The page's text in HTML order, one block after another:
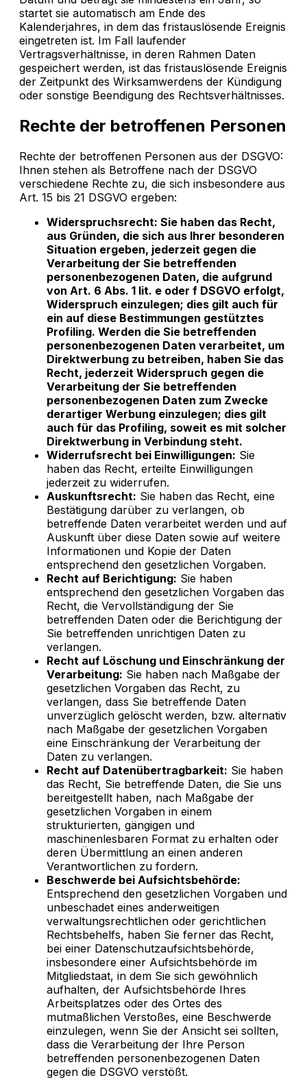
startet sie automatisch am Ende des
Kalenderjahres, in dem das fristauslösende Ereignis
eingetreten ist. Im Fall laufender
Vertragsverhältnisse, in deren Rahmen Daten
gespeichert werden, ist das fristauslösende Ereignis
der Zeitpunkt des Wirksamwerdens der Kündigung
oder sonstige Beendigung des Rechtsverhältnisses.
Rechte der betroffenen Personen
Rechte der betroffenen Personen aus der DSGVO:
Ihnen stehen als Betroffene nach der DSGVO
verschiedene Rechte zu, die sich insbesondere aus
Art. 15 bis 21 DSGVO ergeben:
Widerspruchsrecht: Sie haben das Recht,
aus Gründen, die sich aus Ihrer besonderen
Situation ergeben, jederzeit gegen die
Verarbeitung der Sie betreffenden
personenbezogenen Daten, die aufgrund
von Art. 6 Abs. 1 lit. e oder f DSGVO erfolgt,
Widerspruch einzulegen; dies gilt auch für
ein auf diese Bestimmungen gestütztes
Profiling. Werden die Sie betreffenden
personenbezogenen Daten verarbeitet, um
Direktwerbung zu betreiben, haben Sie das
Recht, jederzeit Widerspruch gegen die
Verarbeitung der Sie betreffenden
personenbezogenen Daten zum Zwecke
derartiger Werbung einzulegen; dies gilt
auch für das Profiling, soweit es mit solcher
Direktwerbung in Verbindung steht.
Widerrufsrecht bei Einwilligungen: Sie
haben das Recht, erteilte Einwilligungen
jederzeit zu widerrufen.
Auskunftsrecht: Sie haben das Recht, eine
Bestätigung darüber zu verlangen, ob
betreffende Daten verarbeitet werden und auf
Auskunft über diese Daten sowie auf weitere
Informationen und Kopie der Daten
entsprechend den gesetzlichen Vorgaben.
Recht auf Berichtigung: Sie haben
entsprechend den gesetzlichen Vorgaben das
Recht, die Vervollständigung der Sie
betreffenden Daten oder die Berichtigung der
Sie betreffenden unrichtigen Daten zu
verlangen.
Recht auf Löschung und Einschränkung der
Verarbeitung: Sie haben nach Maßgabe der
gesetzlichen Vorgaben das Recht, zu
verlangen, dass Sie betreffende Daten
unverzüglich gelöscht werden, bzw. alternativ
nach Maßgabe der gesetzlichen Vorgaben
eine Einschränkung der Verarbeitung der
Daten zu verlangen.
Recht auf Datenübertragbarkeit: Sie haben
das Recht, Sie betreffende Daten, die Sie uns
bereitgestellt haben, nach Maßgabe der
gesetzlichen Vorgaben in einem
strukturierten, gängigen und
maschinenlesbaren Format zu erhalten oder
deren Übermittlung an einen anderen
Verantwortlichen zu fordern.
Beschwerde bei Aufsichtsbehörde:
Entsprechend den gesetzlichen Vorgaben und
unbeschadet eines anderweitigen
verwaltungsrechtlichen oder gerichtlichen
Rechtsbehelfs, haben Sie ferner das Recht,
bei einer Datenschutzaufsichtsbehörde,
insbesondere einer Aufsichtsbehörde im
Mitgliedstaat, in dem Sie sich gewöhnlich
aufhalten, der Aufsichtsbehörde Ihres
Arbeitsplatzes oder des Ortes des
mutmaßlichen Verstoßes, eine Beschwerde
einzulegen, wenn Sie der Ansicht sei sollten,
dass die Verarbeitung der Ihre Person
betreffenden personenbezogenen Daten
gegen die DSGVO verstößt.